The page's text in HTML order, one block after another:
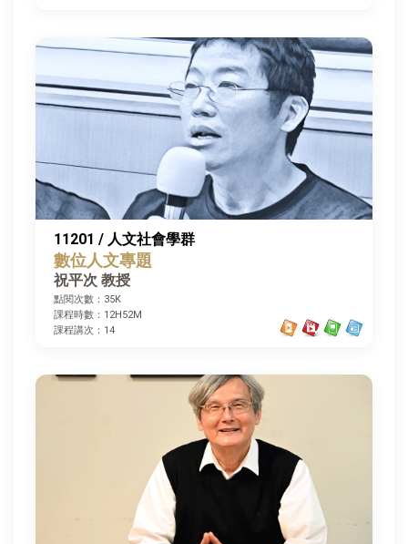
11201 / 人文社會學群
數位人文專題
祝平次 教授
點閱次數：35K
課程時數：12H52M
課程講次：14